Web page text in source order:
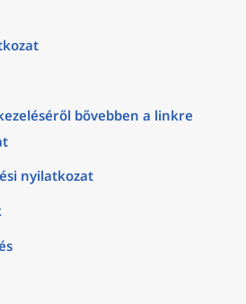
bővebben a linkre
nyilatkozat